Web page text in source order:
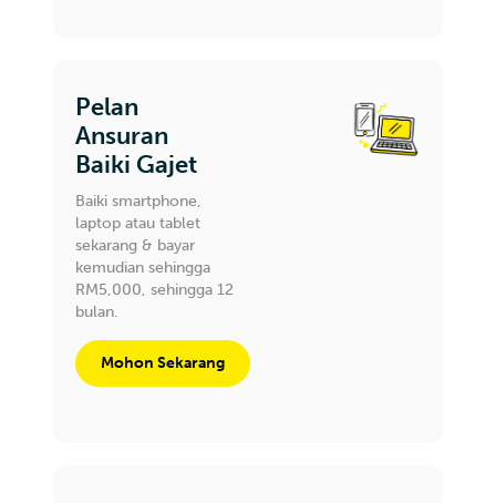
Pelan
Ansuran
Baiki Gajet
Baiki smartphone,
laptop atau tablet
sekarang & bayar
kemudian sehingga
RM5,000, sehingga 12
bulan.
Mohon Sekarang